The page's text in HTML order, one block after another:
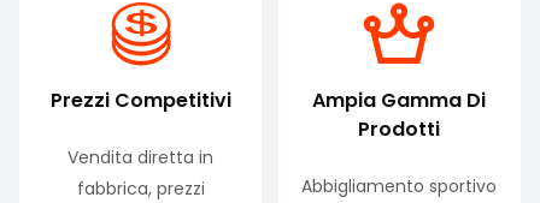
Prezzi Competitivi
Vendita diretta in
fabbrica, prezzi
Ampia Gamma Di
Prodotti
Abbigliamento sportivo